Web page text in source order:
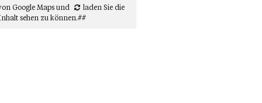
Google Mapsund
laden Sie die
sehen zu können.##